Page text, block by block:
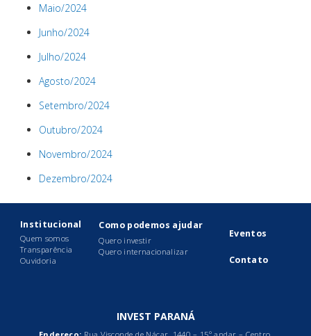
Maio/2024
Junho/2024
Julho/2024
Agosto/2024
Setembro/2024
Outubro/2024
Novembro/2024
Dezembro/2024
Institucional
Quem somos
Transparência
Ouvidoria
Como podemos ajudar
Quero investir
Quero internacionalizar
Eventos
Contato
INVEST PARANÁ